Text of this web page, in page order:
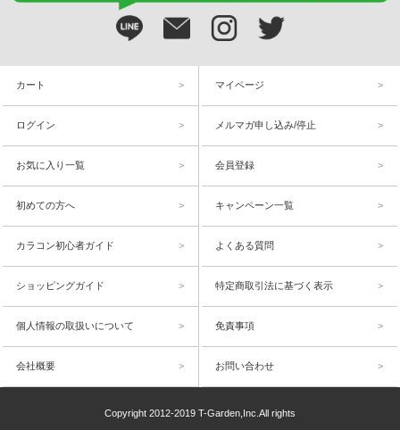
カート マイページ
ログイン メルマガ申し込み/停止
お気に入り一覧 会員登録
初めての方へ キャンペーン一覧
カラコン初心者ガイド よくある質問
ショッピングガイド 特定商取引法に基づく表示
個人情報の取扱いについて 免責事項
会社概要 お問い合わせ
Copyright 2012-2019 T-Garden,Inc.All rights